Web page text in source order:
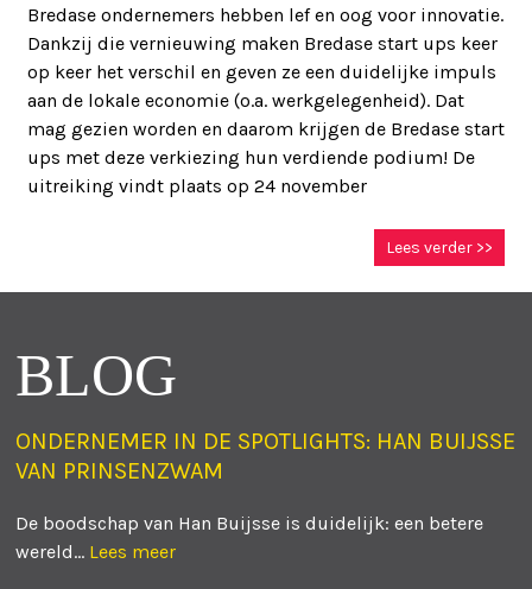
Bredase ondernemers hebben lef en oog voor innovatie.
Dankzij die vernieuwing maken Bredase start ups keer
op keer het verschil en geven ze een duidelijke impuls
aan de lokale economie (o.a. werkgelegenheid). Dat
mag gezien worden en daarom krijgen de Bredase start
ups met deze verkiezing hun verdiende podium! De
uitreiking vindt plaats op 24 november
Lees verder >>
BLOG
ONDERNEMER IN DE SPOTLIGHTS: HAN BUIJSSE
VAN PRINSENZWAM
De boodschap van Han Buijsse is duidelijk: een betere
wereld... Lees meer